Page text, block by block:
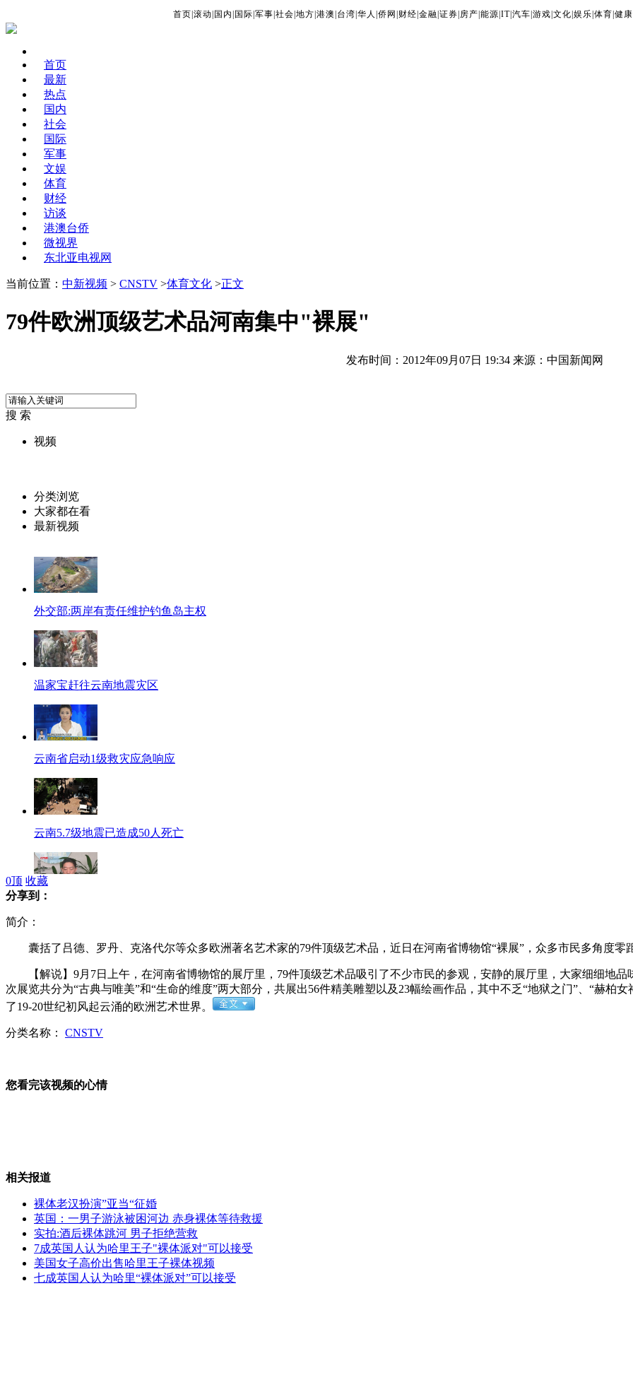
首页 滚动 国内 国际 军事 社会 地方 港澳 台湾 华人 侨网 财经 金融 证券 房产 能源 IT| 汽车 游戏 文化 娱乐 体育 健康
首页
最新
热点
国内
社会
国际
军事
文娱
体育
财经
访谈
港澳台侨
微视界
东北亚电视网
当前位置： 中新视频 > CNSTV >体育文化 >正文
79件欧洲顶级艺术品河南集中"裸展"
发布时间：2012年09月07日 19:34 来源：中国新闻网
搜 索
视频
分类浏览
大家都在看
最新视频
外交部:两岸有责任维护钓鱼岛主权
温家宝赶往云南地震灾区
云南省启动1级救灾应急响应
云南5.7级地震已造成50人死亡
云南昭通彝良地震发布会实录
监拍云南彝良地震四川商场震感强烈
王在希：望两岸携手捍卫钓鱼岛主权
张馨予飙泪否认曾坐台 拒谈李晨
0顶 收藏
分享到：
简介：
囊括了吕德、罗丹、克洛代尔等众多欧洲著名艺术家的79件顶级艺术品，近日在河南省博物馆“裸展”，众多市民多角度零
【解说】9月7日上午，在河南省博物馆的展厅里，79件顶级艺术品吸引了不少市民的参观，安静的展厅里，大家细细地品
次展览共分为“古典与唯美”和“生命的维度”两大部分，共展出56件精美雕塑以及23幅绘画作品，其中不乏“地狱之门”、“赫柏
了19-20世纪初风起云涌的欧洲艺术世界。
分类名称： CNSTV
您看完该视频的心情
相关报道
裸体老汉扮演”亚当“征婚
英国：一男子游泳被困河边 赤身裸体等待救援
实拍:酒后裸体跳河 男子拒绝营救
7成英国人认为哈里王子"裸体派对"可以接受
美国女子高价出售哈里王子裸体视频
七成英国人认为哈里“裸体派对”可以接受